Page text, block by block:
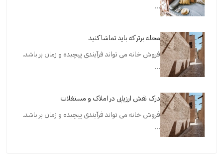
…
محله برتر که باید تماشا کنید
فروش خانه می تواند فرآیندی پیچیده و زمان بر باشد.
…
درک نقش ارزیابی در املاک و مستغلات
فروش خانه می تواند فرآیندی پیچیده و زمان بر باشد.
…